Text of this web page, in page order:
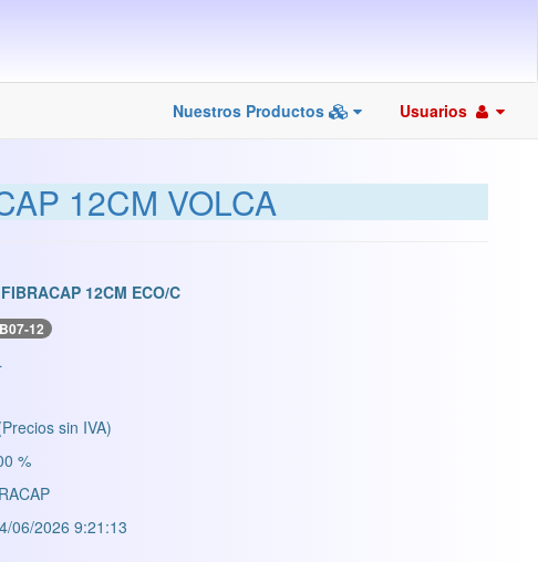
Nuestros Productos Usuarios
12CM VOLCA
12CM ECO/C
12
sin IVA)
%
06/2026 9:21:13